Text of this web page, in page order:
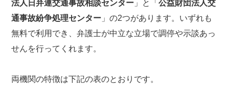
法人日弁連交通事故相談センター 」と「公益財団法人交
通事故紛争処理センター 」の2つがあります。いずれも
無料で利用でき、弁護士が中立な立場で調停や示談あっ
せんを行ってくれます。
両機関の特徴は下記の表のとおりです。